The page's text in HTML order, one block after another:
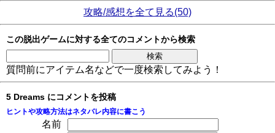
攻略/感想を全て見る(50)
この脱出ゲームに対する全てのコメントから検索
質問前にアイテム名などで一度検索してみよう！
5 Dreams にコメントを投稿
ヒントや攻略方法はネタバレ内容に書こう
名前